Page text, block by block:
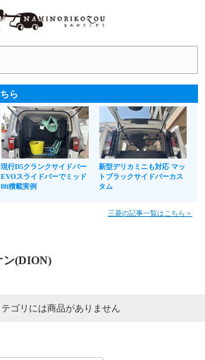
ら
現行D5クランクサイドバー
EVOスライドバーでミッド
8ft積載実例
新型デリカミニも対応 マッ
トブラックサイドバーカス
タム
三菱の記事一覧はこちら＞
ン(DION)
ゴリには商品がありません